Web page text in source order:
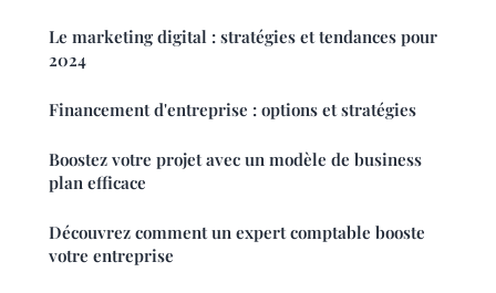
Le marketing digital : stratégies et tendances pour
2024
Financement d'entreprise : options et stratégies
Boostez votre projet avec un modèle de business
plan efficace
Découvrez comment un expert comptable booste
votre entreprise